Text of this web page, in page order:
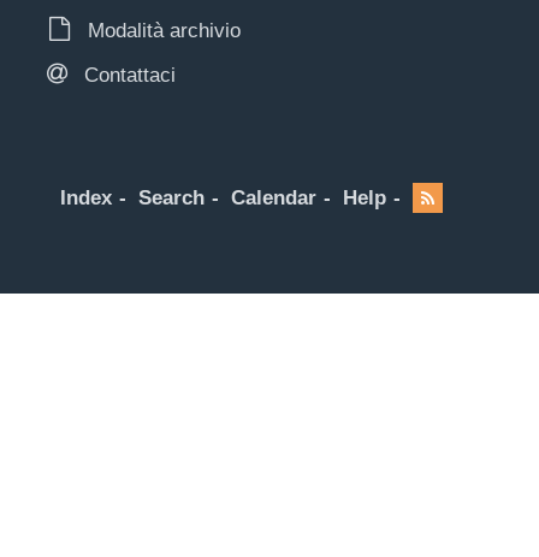
Modalità archivio
Contattaci
Index Search Calendar Help